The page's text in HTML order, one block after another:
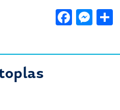
F
c
M
ss